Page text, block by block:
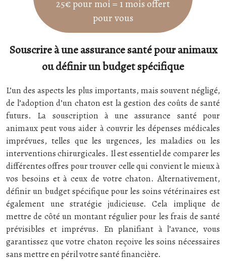
25€ pour moi = 1 mois offert
pour vous
Souscrire à une assurance santé pour animaux
ou définir un budget spécifique
L’un des aspects les plus importants, mais souvent négligé,
de l’adoption d’un chaton est la gestion des coûts de santé
futurs. La souscription à une assurance santé pour
animaux peut vous aider à couvrir les dépenses médicales
imprévues, telles que les urgences, les maladies ou les
interventions chirurgicales. Il est essentiel de comparer les
différentes offres pour trouver celle qui convient le mieux à
vos besoins et à ceux de votre chaton. Alternativement,
définir un budget spécifique pour les soins vétérinaires est
également une stratégie judicieuse. Cela implique de
mettre de côté un montant régulier pour les frais de santé
prévisibles et imprévus. En planifiant à l’avance, vous
garantissez que votre chaton reçoive les soins nécessaires
sans mettre en péril votre santé financière.